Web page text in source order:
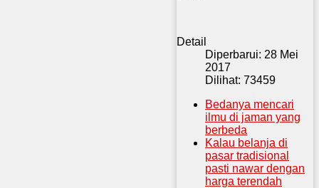
Detail
Diperbarui: 28 Mei
2017
Dilihat: 73459
Bedanya mencari
ilmu di jaman yang
berbeda
Kalau belanja di
pasar tradisional
pasti nawar dengan
harga terendah